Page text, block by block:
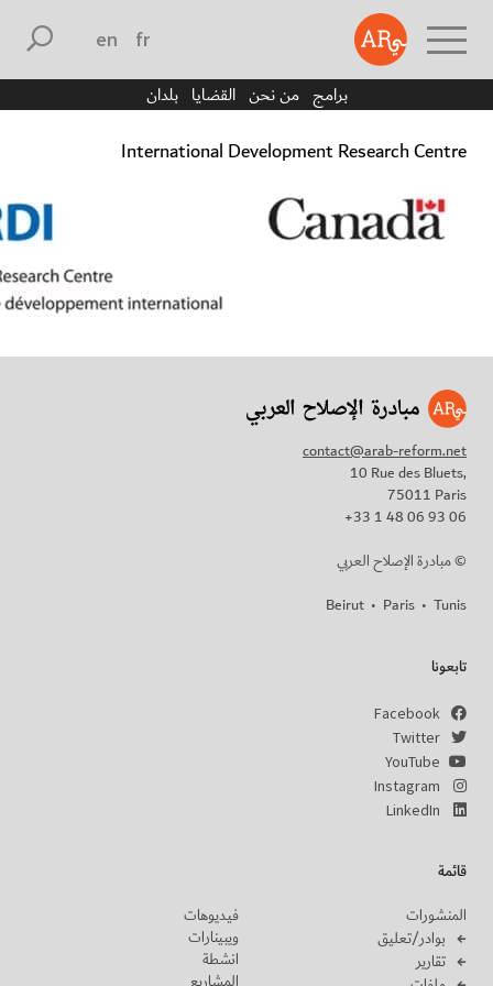
englishfrançais
برامج من نحن القضايا بلدان
International Development Research Centre
contact@arab-reform.net
10 Rue des Bluets,
75011 Paris
+33 1 48 06 93 06
مبادرة الإصلاح العربي ©
Beirut • Paris • Tunis
تابعونا
Facebook
Twitter
YouTube
Instagram
LinkedIn
قائمة
المنشورات
بوادر/تعليق
تقارير
فيديوهات
ويبينارات
انشطة